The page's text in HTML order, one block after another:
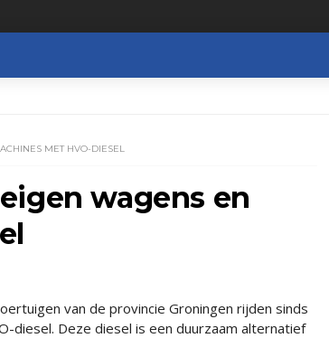
MET HVO-DIESEL
wagens en
van de provincie Groningen rijden sinds
diesel. Deze diesel is een duurzaam alternatief